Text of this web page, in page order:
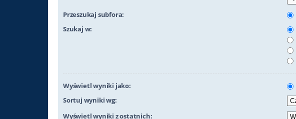
Przeszukaj subfora:
Szukaj w:
Wyświetl wyniki jako:
Sortuj wyniki wg:
Wyświetl wyniki z ostatnich: